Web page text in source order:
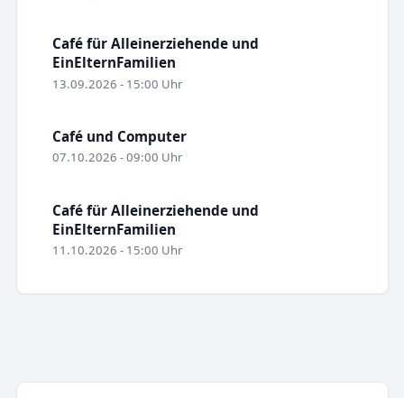
Café für Alleinerziehende und
EinElternFamilien
13.09.2026 - 15:00 Uhr
Café und Computer
07.10.2026 - 09:00 Uhr
Café für Alleinerziehende und
EinElternFamilien
11.10.2026 - 15:00 Uhr